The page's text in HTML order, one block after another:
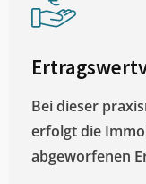
Bei dieser
erfolgt die
abgeworfenen